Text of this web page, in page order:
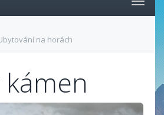
na horách